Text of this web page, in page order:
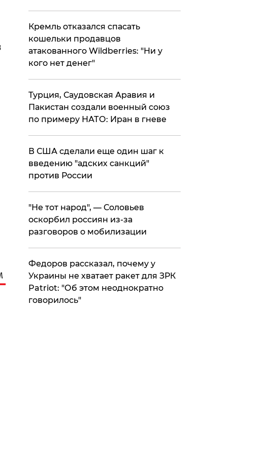
Кремль отказался спасать
кошельки продавцов
атакованного Wildberries: "Ни у
кого нет денег"
Турция, Саудовская Аравия и
Пакистан создали военный союз
по примеру НАТО: Иран в гневе
В США сделали еще один шаг к
введению "адских санкций"
против России
​"Не тот народ", — Соловьев
оскорбил россиян из-за
разговоров о мобилизации
Федоров рассказал, почему у
Украины не хватает ракет для ЗРК
Patriot: "Об этом неоднократно
говорилось"